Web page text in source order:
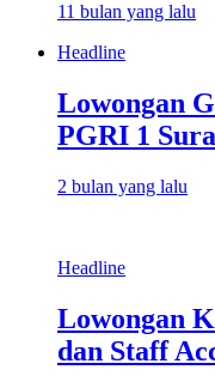
11 bulan yang lalu
Headline
Lowongan
PGRI 1
2 bulan yang lalu
Headline
Lowongan
dan Staff